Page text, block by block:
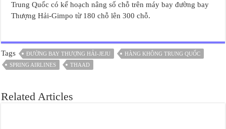
Trung Quốc có kế hoạch nâng số chỗ trên máy bay đường bay
Thượng Hải-Gimpo từ 180 chỗ lên 300 chỗ.
Tags ĐƯỜNG BAY THƯỢNG HẢI-JEJU
HÀNG KHÔNG TRUNG QUỐC
SPRING AIRLINES
THAAD
Related Articles